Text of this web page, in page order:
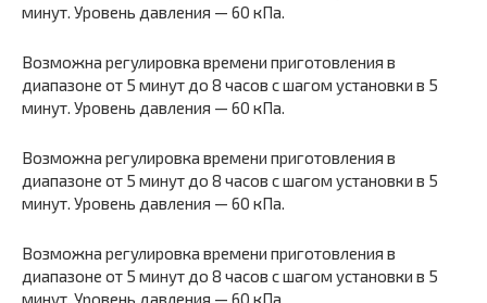
минут. Уровень давления — 60 кПа.
Возможна регулировка времени приготовления в
диапазоне от 5 минут до 8 часов с шагом установки в 5
минут. Уровень давления — 60 кПа.
Возможна регулировка времени приготовления в
диапазоне от 5 минут до 8 часов с шагом установки в 5
минут. Уровень давления — 60 кПа.
Возможна регулировка времени приготовления в
диапазоне от 5 минут до 8 часов с шагом установки в 5
минут. Уровень давления — 60 кПа.